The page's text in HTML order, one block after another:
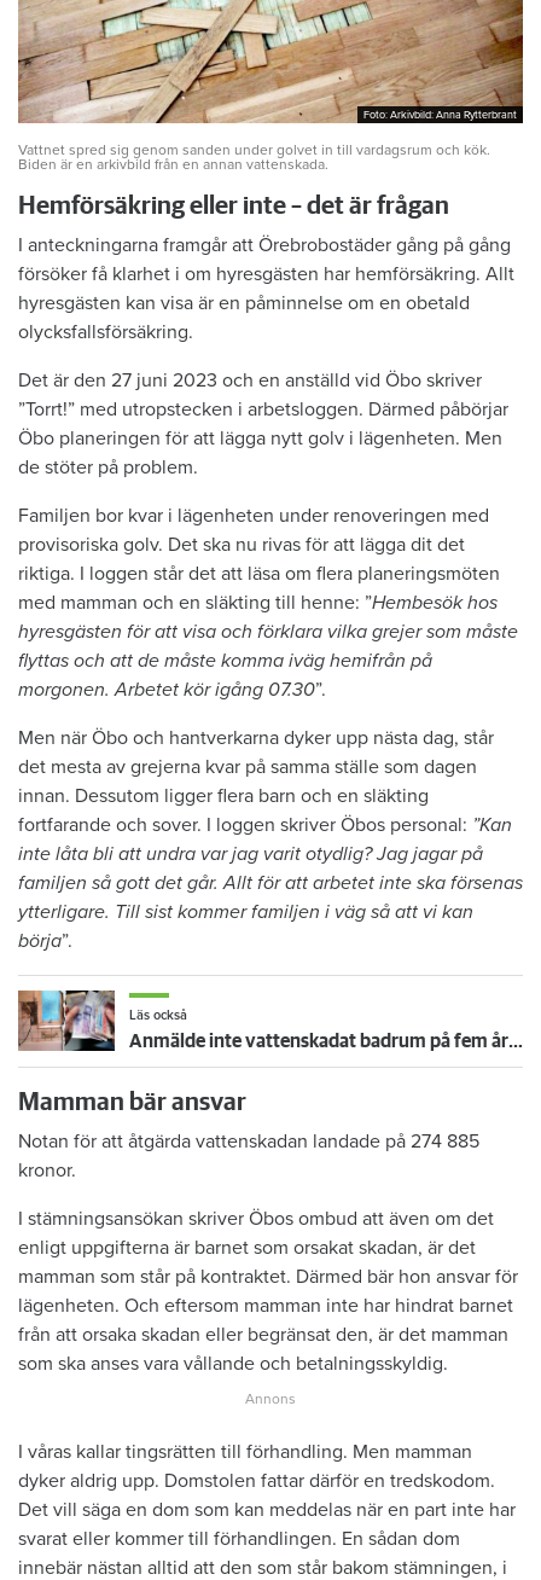
Foto: Arkivbild: Anna Rytterbrant
Foto: Arkivbild: Anna Rytterbrant
Vattnet spred sig genom sanden under golvet in till vardagsrum och kök.
Biden är en arkivbild från en annan vattenskada.
Hemförsäkring eller inte – det är frågan
I anteckningarna framgår att Örebrobostäder gång på gång
försöker få klarhet i om hyresgästen har hemförsäkring. Allt
hyresgästen kan visa är en påminnelse om en obetald
olycksfallsförsäkring.
Det är den 27 juni 2023 och en anställd vid Öbo skriver
”Torrt!” med utropstecken i arbetsloggen. Därmed påbörjar
Öbo planeringen för att lägga nytt golv i lägenheten. Men
de stöter på problem.
Familjen bor kvar i lägenheten under renoveringen med
provisoriska golv. Det ska nu rivas för att lägga dit det
riktiga. I loggen står det att läsa om flera planeringsmöten
med mamman och en släkting till henne: ”Hembesök hos
hyresgästen för att visa och förklara vilka grejer som måste
flyttas och att de måste komma iväg hemifrån på
morgonen. Arbetet kör igång 07.30”.
Men när Öbo och hantverkarna dyker upp nästa dag, står
det mesta av grejerna kvar på samma ställe som dagen
innan. Dessutom ligger flera barn och en släkting
fortfarande och sover. I loggen skriver Öbos personal: ”Kan
inte låta bli att undra var jag varit otydlig? Jag jagar på
familjen så gott det går. Allt för att arbetet inte ska försenas
ytterligare. Till sist kommer familjen i väg så att vi kan
börja”.
Läs också
Anmälde inte vattenskadat badrum på fem år – krävs på 125 000 kronor
Mamman bär ansvar
Notan för att åtgärda vattenskadan landade på 274 885
kronor.
I stämningsansökan skriver Öbos ombud att även om det
enligt uppgifterna är barnet som orsakat skadan, är det
mamman som står på kontraktet. Därmed bär hon ansvar för
lägenheten. Och eftersom mamman inte har hindrat barnet
från att orsaka skadan eller begränsat den, är det mamman
som ska anses vara vållande och betalningsskyldig.
I våras kallar tingsrätten till förhandling. Men mamman
dyker aldrig upp. Domstolen fattar därför en tredskodom.
Det vill säga en dom som kan meddelas när en part inte har
svarat eller kommer till förhandlingen. En sådan dom
innebär nästan alltid att den som står bakom stämningen, i